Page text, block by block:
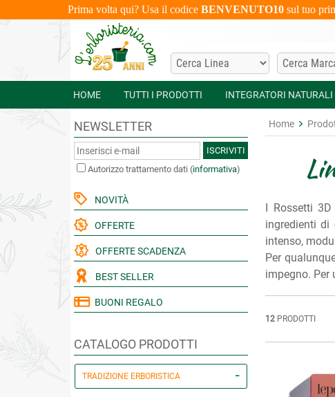
Prima volta qui? Usa il codice BENVENUTO10sul tuo
HOME TUTTI I PRODOTTI INTEGRATORI NATURALI
NEWSLETTER
ISCRIVITI
Autorizzo trattamento dati (informativa)
NOVITÀ
OFFERTE
OFFERTE SCADENZA
BEST SELLER
BUONI REGALO
CATALOGO PRODOTTI
TRADIZIONE ERBORISTICA
Home
I Rossetti
ingredienti di
intenso,
Per
impegno. Per
12 PRODOTTI